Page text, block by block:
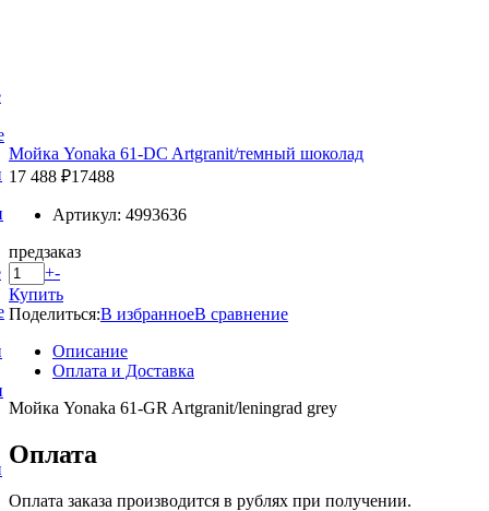
Мойка Yonaka 61-DC Artgranit/темный шоколад
17 488 ₽17488
Артикул: 4993636
предзаказ
+-
Купить
Поделиться:В избранноеВ сравнение
Описание
Оплата и Доставка
Мойка Yonaka 61-GR Artgranit/leningrad grey
Оплата
Оплата заказа производится в рублях при получении.